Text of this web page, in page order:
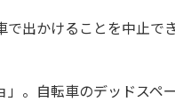
出かけることを中止で
」。自転車のデッドスペ